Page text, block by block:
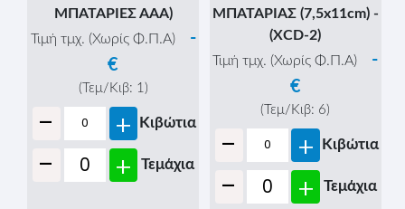
ΜΠΑΤΑΡΙΕΣ ΑΑΑ)
Τιμή τμχ. (Χωρίς Φ.Π.Α)
-
€
(Τεμ/Κιβ: 1 )
- + Κιβώτια
- + Τεμάχια
ΜΠΑΤΑΡΙΑΣ (7,5x11cm) -
(XCD-2)
Τιμή τμχ. (Χωρίς Φ.Π.Α)
-
€
(Τεμ/Κιβ: 6)
- + Κιβώτια
- + Τεμάχια